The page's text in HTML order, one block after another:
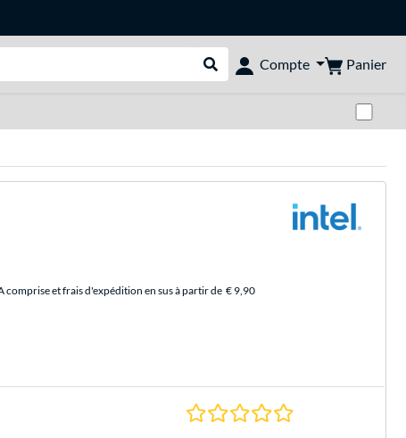
Rechercher dans le shop
Compte Panier
comprise et frais d'expédition en sus à partir de € 9,90
0.0 Étoiles à 0